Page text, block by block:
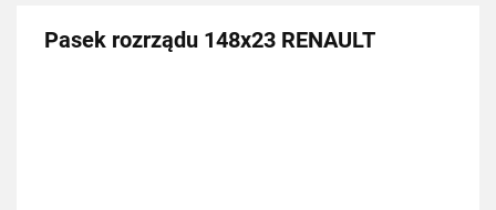
Pasek rozrządu 148x23 RENAULT